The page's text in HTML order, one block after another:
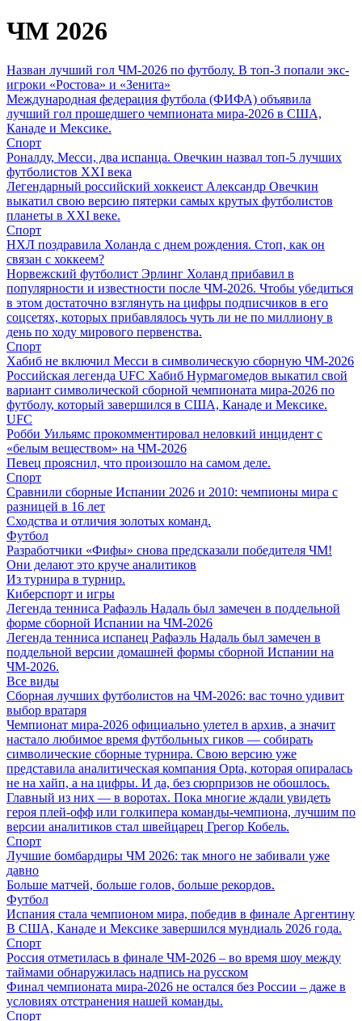
ЧМ 2026
Назван лучший гол ЧМ-2026 по футболу. В топ-3 попали экс-
игроки «Ростова» и «Зенита»
Международная федерация футбола (ФИФА) объявила
лучший гол прошедшего чемпионата мира-2026 в США,
Канаде и Мексике.
Спорт
Роналду, Месси, два испанца. Овечкин назвал топ-5 лучших
футболистов XXI века
Легендарный российский хоккеист Александр Овечкин
выкатил свою версию пятерки самых крутых футболистов
планеты в XXI веке.
Спорт
НХЛ поздравила Холанда с днем рождения. Стоп, как он
связан с хоккеем?
Норвежский футболист Эрлинг Холанд прибавил в
популярности и известности после ЧМ-2026. Чтобы убедиться
в этом достаточно взглянуть на цифры подписчиков в его
соцсетях, которых прибавлялось чуть ли не по миллиону в
день по ходу мирового первенства.
Спорт
Хабиб не включил Месси в символическую сборную ЧМ-2026
Российская легенда UFC Хабиб Нурмагомедов выкатил свой
вариант символической сборной чемпионата мира-2026 по
футболу, который завершился в США, Канаде и Мексике.
UFC
Робби Уильямс прокомментировал неловкий инцидент с
«белым веществом» на ЧМ-2026
Певец прояснил, что произошло на самом деле.
Спорт
Сравнили сборные Испании 2026 и 2010: чемпионы мира с
разницей в 16 лет
Сходства и отличия золотых команд.
Футбол
Разработчики «Фифы» снова предсказали победителя ЧМ!
Они делают это круче аналитиков
Из турнира в турнир.
Киберспорт и игры
Легенда тенниса Рафаэль Надаль был замечен в поддельной
форме сборной Испании на ЧМ-2026
Легенда тенниса испанец Рафаэль Надаль был замечен в
поддельной версии домашней формы сборной Испании на
ЧМ-2026.
Все виды
Сборная лучших футболистов на ЧМ-2026: вас точно удивит
выбор вратаря
Чемпионат мира-2026 официально улетел в архив, а значит
настало любимое время футбольных гиков — собирать
символические сборные турнира. Свою версию уже
представила аналитическая компания Opta, которая опиралась
не на хайп, а на цифры. И да, без сюрпризов не обошлось.
Главный из них — в воротах. Пока многие ждали увидеть
героя плей-офф или голкипера команды-чемпиона, лучшим по
версии аналитиков стал швейцарец Грегор Кобель.
Спорт
Лучшие бомбардиры ЧМ 2026: так много не забивали уже
давно
Больше матчей, больше голов, больше рекордов.
Футбол
Испания стала чемпионом мира, победив в финале Аргентину
В США, Канаде и Мексике завершился мундиаль 2026 года.
Спорт
Россия отметилась в финале ЧМ-2026 – во время шоу между
таймами обнаружилась надпись на русском
Финал чемпионата мира-2026 не остался без России – даже в
условиях отстранения нашей команды.
Спорт